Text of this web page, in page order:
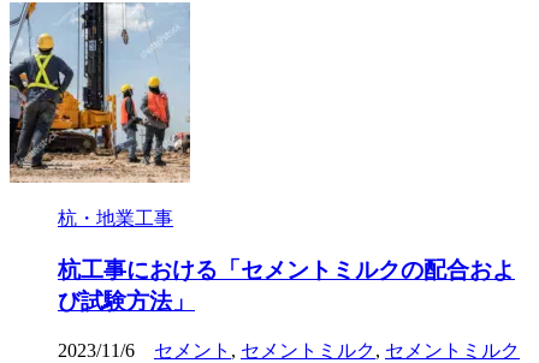
杭・地業工事
杭工事における「セメントミルクの配合およ
び試験方法」
2023/11/6 セメント , セメントミルク, セメントミルク